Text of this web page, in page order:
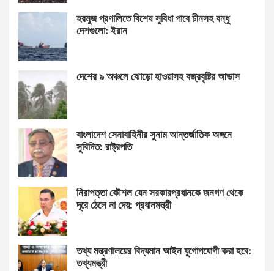
হরমুজ প্রণালিতে বিশেষ সুবিধা পাবে চীনসহ বন্ধু
দেশগুলো: ইরান
দেশের ৯ অঞ্চলে ঝোড়ো হাওয়াসহ বজ্রবৃষ্টির আভাস
বাংলাদেশ সেনাবাহিনীর সুনাম আন্তর্জাতিক অঙ্গনে
সুবিদিত: রাষ্ট্রপতি
নিরাপত্তা কৌশল যেন সরকারপ্রধানকে জনগণ থেকে
দূরে ঠেলে না দেয়: প্রধানমন্ত্রী
তথ্য মন্ত্রণালয়ের বিদ্যমান আইন যুগোপযোগী করা হবে:
তথ্যমন্ত্রী